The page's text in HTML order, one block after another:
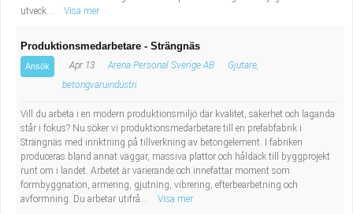
utveck...
Visa mer
Produktionsmedarbetare - Strängnäs
Ansök Apr 13 Arena Personal Sverige AB
Gjutare,
betongvaruindustri
Vill du arbeta i en modern produktionsmiljö där kvalitet, säkerhet och laganda
står i fokus? Nu söker vi produktionsmedarbetare till en prefabfabrik i
Strängnäs med inriktning på tillverkning av betongelement. I fabriken
produceras bland annat väggar, massiva plattor och håldäck till byggprojekt
runt om i landet. Arbetet är varierande och innefattar moment som
formbyggnation, armering, gjutning, vibrering, efterbearbetning och
avformning. Du arbetar utifrå...
Visa mer